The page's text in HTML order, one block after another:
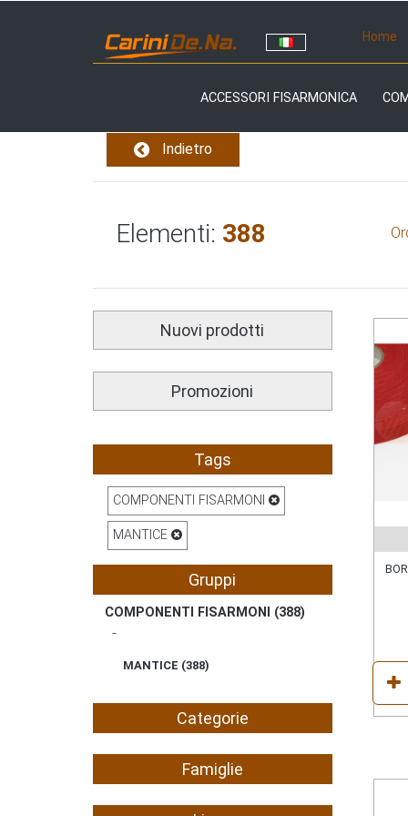
Home
ACCESSORI FISARMONICA
Indietro
Elementi: 388
Nuovi prodotti
Promozioni
Tags
COMPONENTI FISARMONI
MANTICE
Gruppi
COMPONENTI FISARMONI (388)
MANTICE (388)
Categorie
Famiglie